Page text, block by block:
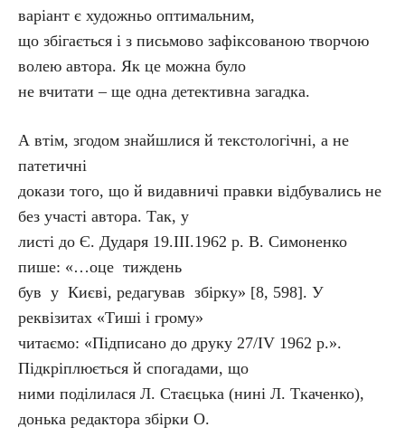
варіант є художньо оптимальним,
що збігається і з письмово зафіксованою творчою
волею автора. Як це можна було
не вчитати – ще одна детективна загадка.
А втім, згодом знайшлися й текстологічні, а не
патетичні
докази того, що й видавничі правки відбувались не
без участі автора. Так, у
листі до Є. Дударя 19.ІІІ.1962 р. В. Симоненко
пише: «…оце тиждень
був у Києві, редагував збірку» [8, 598]. У
реквізитах «Тиші і грому»
читаємо: «Підписано до друку 27/ІV 1962 р.».
Підкріплюється й спогадами, що
ними поділилася Л. Стаєцька (нині Л. Ткаченко),
донька редактора збірки О.